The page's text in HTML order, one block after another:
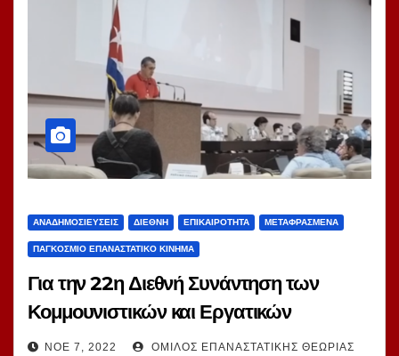
ΑΝΑΔΗΜΟΣΙΕΎΣΕΙΣ ΔΙΕΘΝΉ ΕΠΙΚΑΙΡΌΤΗΤΑ ΜΕΤΑΦΡΑΣΜΈΝΑ
ΠΑΓΚΌΣΜΙΟ ΕΠΑΝΑΣΤΑΤΙΚΌ ΚΊΝΗΜΑ
Για την 22η Διεθνή Συνάντηση των
Κομμουνιστικών και Εργατικών
Κομμάτων. Για την 22η Διεθνή
ΝΟΈ 7, 2022 ΌΜΙΛΟΣ ΕΠΑΝΑΣΤΑΤΙΚΉΣ ΘΕΩΡΊΑΣ